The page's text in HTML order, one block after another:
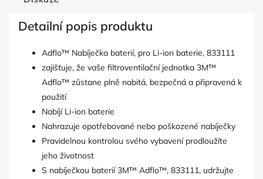
Detailní popis produktu
Adflo™ Nabíječka baterií, pro Li-ion baterie, 833111
zajišťuje, že vaše filtroventilační jednotka 3M™
Adflo™ zůstane plně nabitá, bezpečná a připravená k
použití
Nabíjí Li-ion baterie
Nahrazuje opotřebované nebo poškozené nabíječky
Pravidelnou kontrolou svého vybavení prodloužíte
jeho životnost
S nabíječkou baterií 3M™ Adflo™, 833111, udržujte